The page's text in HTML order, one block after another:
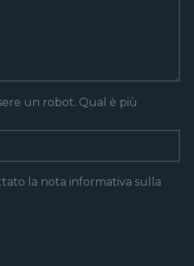
un robot. Qual è più
la nota informativa sulla